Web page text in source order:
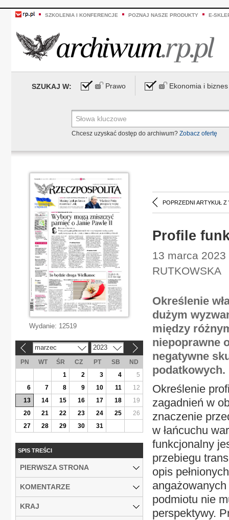
SZKOLENIA I KONFERENCJE POZNAJ NASZE PRODUKTY E-
SZUKAJ W: Prawo Ekonomia i biznes
Chcesz uzyskać dostęp do archiwum? Zobacz ofertę
POPRZEDNI ARTYKUŁ Z
Profile
13 marca
RUTKOWSKA
Określenie
dużym
między
niepoprawne
negatywne
podatkowych.
Określenie
zagadnień w
znaczenie
w łańcuchu
funkcjonalny
przebiegu
opis
podmiotu nie
perspektywy.
Wydanie: 12519
marzec 2023
PN WT ŚR CZ PT SB
ND
1
2 3 4
5
6
7 8 9 10 11
12
13
14 15 16 17 18
19
20
21 22 23 24 25
26
27
28 29 30 31
SPIS TREŚCI
PIERWSZA STRONA
KOMENTARZE
KRAJ